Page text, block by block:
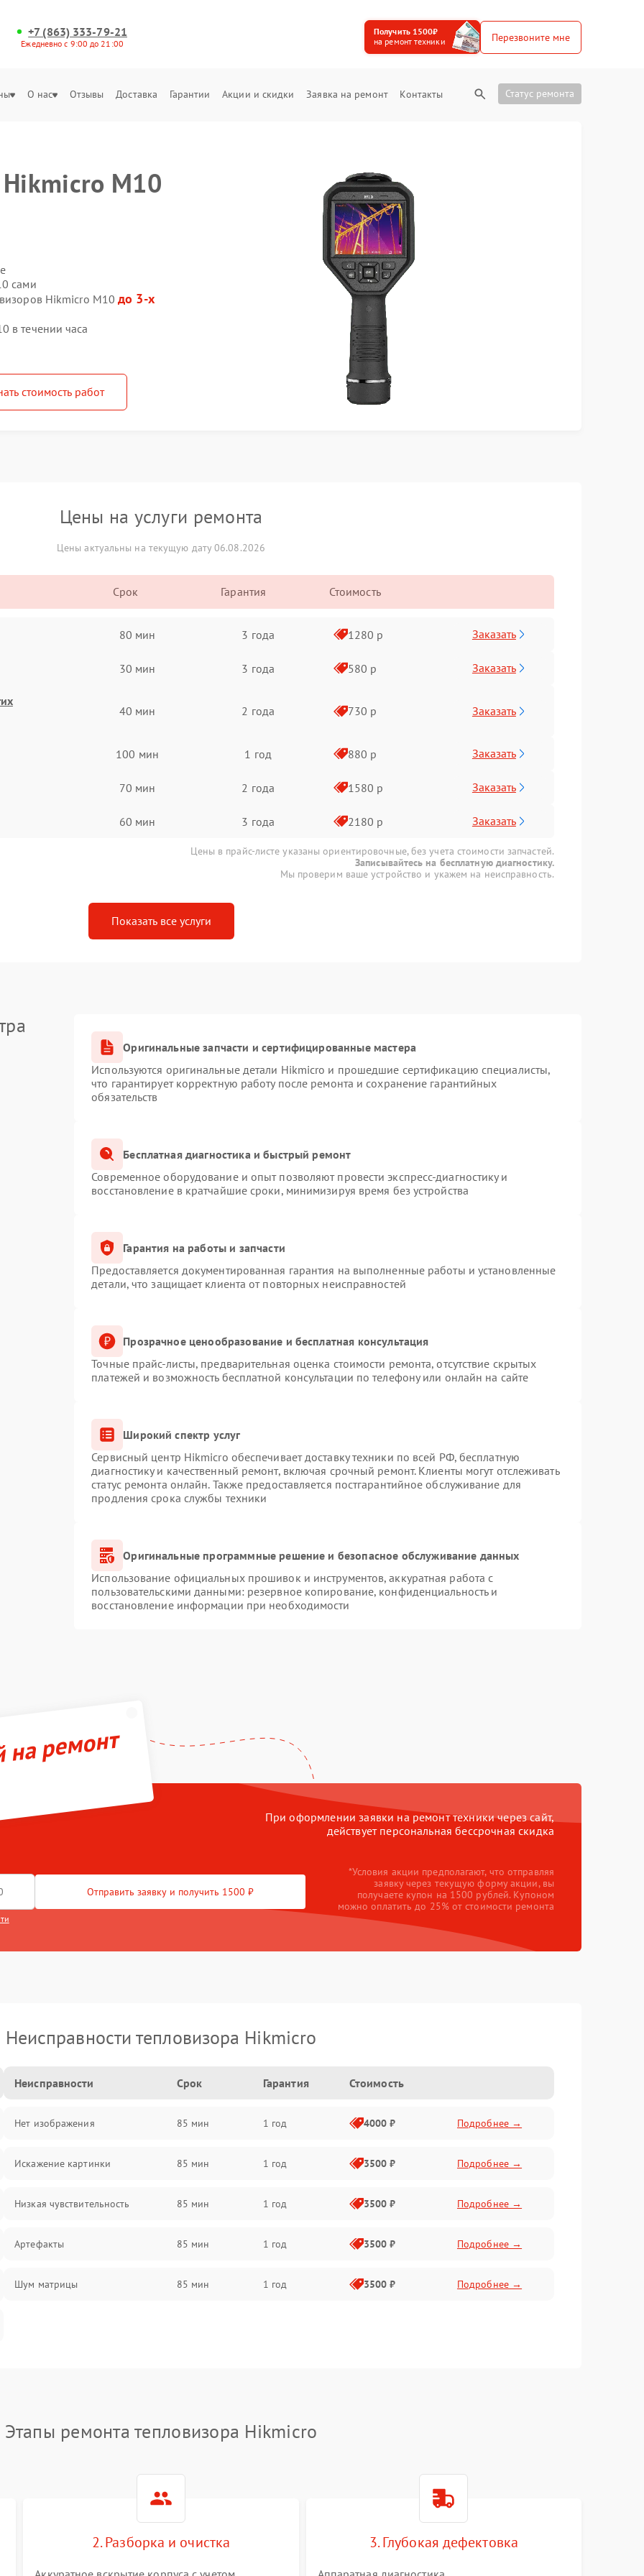
+7 (863) 333-79-21
Ежедневно с 9:00 до 21:00
Получить 1500₽
на ремонт техники
Перезвоните мне
О нас Отзывы Доставка Гарантии Акции и скидки Заявка на ремонт Контакты Статус ремонта
M10
сами
Hikmicro M10до 3-х
в течении часа
стоимость работ
Цены на услуги ремонта
Цены актуальны на текущую дату 06.08.2026
Срок Гарантия Стоимость
80 мин 3 года 1280 р Заказать
30 мин 3 года 580 р Заказать
40 мин 2 года 730 р Заказать
100 мин 1 год 880 р Заказать
70 мин 2 года 1580 р Заказать
60 мин 3 года 2180 р Заказать
Цены в прайс-листе указаны ориентировочные, без учета стоимости запчастей.
Записывайтесь на бесплатную диагностику.
Мы проверим ваше устройство и укажем на неисправность.
Показать все услуги
Оригинальные запчасти и сертифицированные мастера
Используются оригинальные детали Hikmicro и прошедшие сертификацию специалисты,
что гарантирует корректную работу после ремонта и сохранение гарантийных
обязательств
Бесплатная диагностика и быстрый ремонт
Современное оборудование и опыт позволяют провести экспресс-диагностику и
восстановление в кратчайшие сроки, минимизируя время без устройства
Гарантия на работы и запчасти
Предоставляется документированная гарантия на выполненные работы и установленные
детали, что защищает клиента от повторных неисправностей
Прозрачное ценообразование и бесплатная консультация
Точные прайс-листы, предварительная оценка стоимости ремонта, отсутствие скрытых
платежей и возможность бесплатной консультации по телефону или онлайн на сайте
Широкий спектр услуг
Сервисный центр Hikmicro обеспечивает доставку техники по всей РФ, бесплатную
диагностику и качественный ремонт, включая срочный ремонт. Клиенты могут отслеживать
статус ремонта онлайн. Также предоставляется постгарантийное обслуживание для
продления срока службы техники
Оригинальные программные решение и безопасное обслуживание данных
Использование официальных прошивок и инструментов, аккуратная работа с
пользовательскими данными: резервное копирование, конфиденциальность и
восстановление информации при необходимости
ремонт
При оформлении заявки на ремонт техники через сайт,
действует персональная бессрочная скидка
Отправить заявку и получить 1500 ₽
*Условия акции предполагают, что отправляя
заявку через текущую форму акции, вы
получаете купон на 1500 рублей. Купоном
можно оплатить до 25% от стоимости ремонта
Неисправности тепловизора Hikmicro
Неисправности Срок Гарантия Стоимость
Нет изображения 85 мин 1 год 4000 ₽ Подробнее →
Искажение картинки 85 мин 1 год 3500 ₽ Подробнее →
Низкая чувствительность 85 мин 1 год 3500 ₽ Подробнее →
Артефакты 85 мин 1 год 3500 ₽ Подробнее →
Шум матрицы 85 мин 1 год 3500 ₽ Подробнее →
Этапы ремонта тепловизора Hikmicro
2. Разборка и очистка 3. Глубокая дефектовка